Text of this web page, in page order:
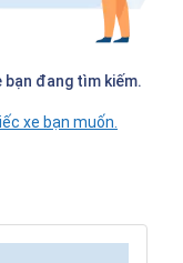
bạn đang tìm kiếm.
xe bạn muốn.